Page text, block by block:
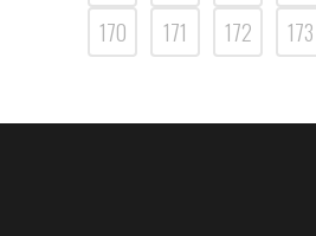
170
171 172 173